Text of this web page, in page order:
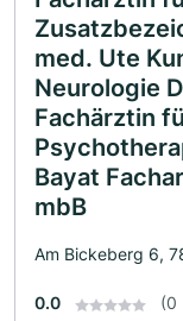
med. Ute
Neurologie
Fachärztin
Bayat
mbB
Am Bickeberg 6,
0.0 (0